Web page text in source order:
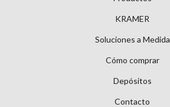
KRAMER
Soluciones a Medida
Cómo comprar
Depósitos
Contacto